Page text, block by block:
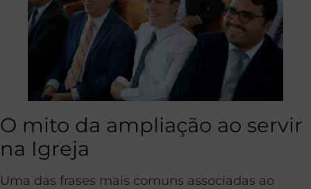
O mito da ampliação ao servir
na Igreja
Uma das frases mais comuns associadas ao